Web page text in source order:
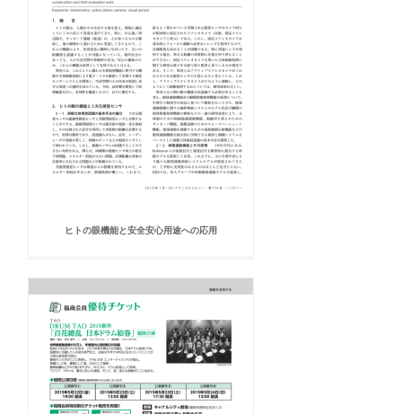
ヒトの眼機能と安全安心用途への応用